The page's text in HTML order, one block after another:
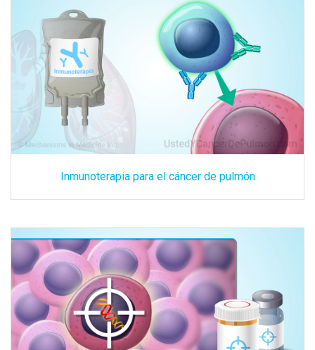
Inmunoterapia para el cáncer de pulmón